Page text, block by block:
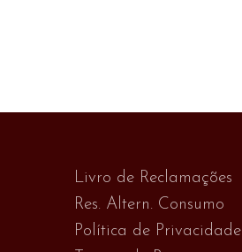
Livro de Reclamações
Res. Altern. Consumo
Política de Privacidade